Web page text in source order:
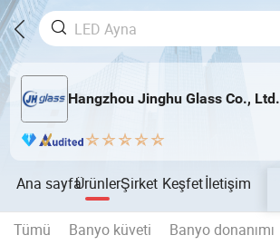
Hangzhou Jinghu Glass Co., Ltd.
Ana sayfaÜrünlerŞirket Keşfetİletişim
Tümü Banyo küveti Banyo donanımı